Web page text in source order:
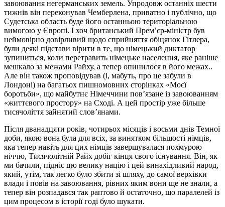
завоювання негерманських земель. Упродовж останніх шести
тижнів він переконував Чемберлена, приватно і публічно, що
Судетська область буде його останньою територіальною
вимогою у Європі. І хоч британський Прем’єр-міністр був
неймовірно довірливий щодо сприйняття обіцянок Гітлера,
були деякі підстави вірити в те, що німецький диктатор
зупиниться, коли перетравить німецьке населення, яке раніше
мешкало за межами Райху, а тепер опинилося в його межах..
Але він також проповідував (і, мабуть, про це забули в
Лондоні) на багатьох пишномовних сторінках «Моєї
боротьби», що майбутнє Німеччини пов’язане із завоюванням
«життєвого простору» на Сході. А цей простір уже більше
тисячоліття зайнятий слов’янами.
Після дванадцяти років, чотирьох місяців і восьми днів Темної
доби, якою вона була для всіх, за винятком більшості німців,
яка тепер навіть для цих німців завершувалася похмурою
ніччю, Тисячолітній Райх добіг кінця свого існування. Він, як
ми бачили, підніс цю велику націю і цей винахідливий народ,
який, утім, так легко було збити зі шляху, до самої верхівки
влади і повів на завоювання, рівних яким вони ще не знали, а
тепер він розпадався так раптово й остаточно, що паралелей із
цим процесом в історії годі було шукати.